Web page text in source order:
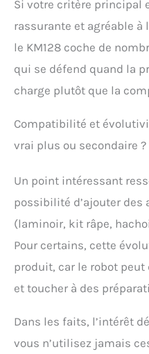
Si votre critère principal
rassurante et agréable
le KM128 coche de
qui se défend quand la
charge plutôt que la
Compatibilité et
vrai plus ou secondaire ?
Un point intéressant
possibilité d’ajouter des
(laminoir, kit râpe,
Pour certains, cette
produit, car le robot
et toucher à des
Dans les faits, l’intérêt
vous n’utilisez jamais